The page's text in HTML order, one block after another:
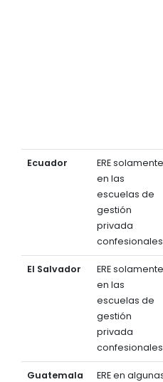
Ecuador
ERE solamente
en las
escuelas de
gestión
privada
El Salvador
ERE solamente
en las
escuelas de
gestión
privada
Guatemala
ERE en